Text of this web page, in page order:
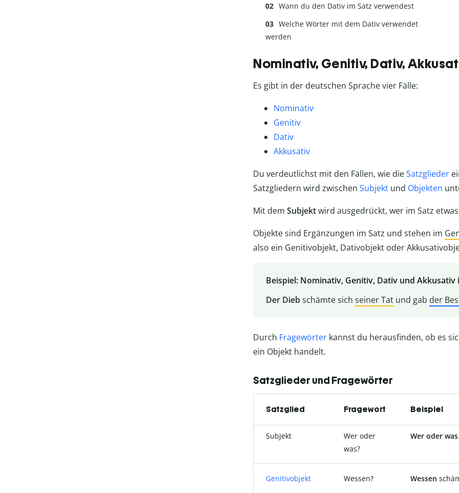
Wann du den Dativ im Satz verwendest
Welche Wörter mit dem Dativ verwendet
werden
Nominativ, Genitiv, Dativ,
Es gibt in der deutschen Sprache vier Fälle:
Nominativ
Genitiv
Dativ
Akkusativ
Du verdeutlichst mit den Fällen, wie dieSatzglieder
Satzgliedern wird zwischen Subjekt und Objekten
Mit dem Subjektwird ausgedrückt, wer im Satz
Objekte sind Ergänzungen im Satz und stehen im
also ein Genitivobjekt, Dativobjekt oder
Beispiel: Nominativ, Genitiv, Dativ und Akkusativ
Der Diebschämte sich seiner Tatund gab der
Durch Fragewörter kannst du herausfinden, ob es
ein Objekt handelt.
Satzglieder und Fragewörter
Satzglied Fragewort Beispiel
Subjekt
Wer oder
was?
Wer oder was
Genitivobjekt Wessen? Wessen